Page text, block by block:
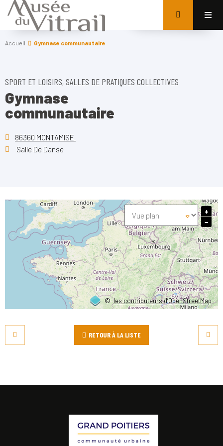
Accueil Gymnase communautaire
SPORT ET LOISIRS, SALLES DE PRATIQUES COLLECTIVES
Gymnase
communautaire
86360 MONTAMISE
Salle De Danse
©les contributeurs d’OpenStreetMap
+
−
RETOUR À LA LISTE